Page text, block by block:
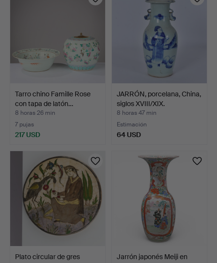
Tarro chino Famille Rose
con tapa de latón…
8 horas 26 min
7 pujas
217 USD
JARRÓN, porcelana, China,
siglos XVIII/XIX.
8 horas 47 min
Estimación
64 USD
Plato circular de gres
Jarrón japonés Meiji en